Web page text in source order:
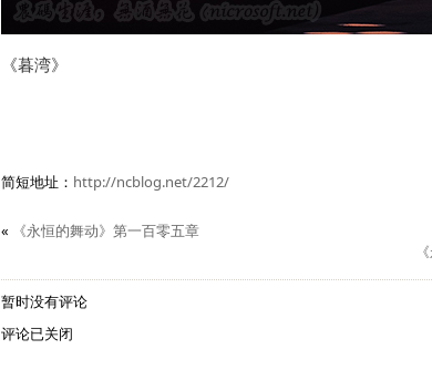
《暮湾》
简短地址： http://ncblog.net/2212/
«
《永恒的舞动》第一百零五章
暂时没有评论
评论已关闭